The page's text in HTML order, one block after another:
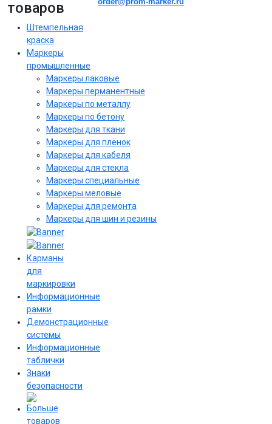
товаров
Штемпельная
краска
Маркеры
промышленные
Маркеры лаковые
Маркеры перманентные
Маркеры по металлу
Маркеры по бетону
Маркеры для ткани
Маркеры для плёнок
Маркеры для кабеля
Маркеры для стекла
Маркеры специальные
Маркеры меловые
Маркеры для ремонта
Маркеры для шин и резины
Карманы
для
маркировки
Информационные
рамки
Демонстрационные
системы
Информационные
таблички
Знаки
безопасности